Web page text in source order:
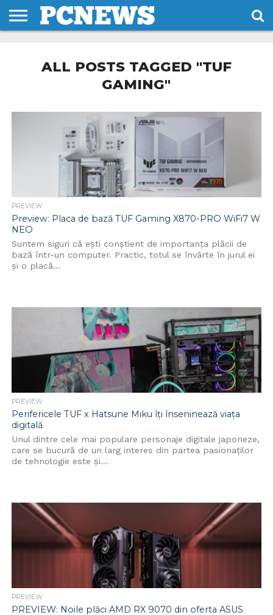
CONDITII
ALL POSTS TAGGED "TUF
GAMING"
PREVIEW
Preview: Placa de bază TUF Gaming X870-PRO WiFi7 W
NEO
Suntem siguri că ești conștient de importanța plăcii de
bază într-un computer. Practic, totul se învârte în jurul ei
și o placă...
PREVIEW
Perifericele TUF x Hatsune Miku îți înseninează viața
digitală
Unul dintre cele mai populare personaje digitale japoneze,
care se bucură de un larg interes din partea pasionaților
de tehnologie este și...
PREVIEW
PREVIEW: Noile plăci AMD RX 9070 din oferta ASUS